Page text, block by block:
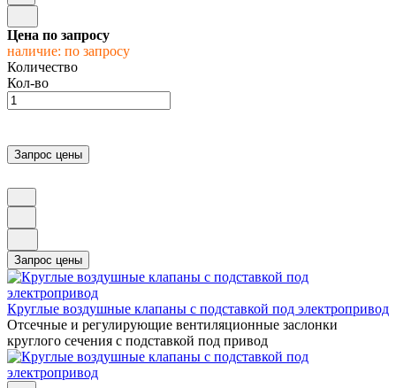
Цена по запросу
наличие: по запросу
Количество
Кол-во
Круглые воздушные клапаны с подставкой под электропривод
Отсечные и регулирующие вентиляционные заслонки
круглого сечения с подставкой под привод